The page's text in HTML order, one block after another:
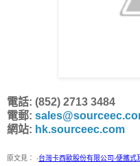
電話: (852) 2713 3484
電郵:
網站: hk.sourceec.com
原文見： -台灣卡西歐股份有限公司-便攜式